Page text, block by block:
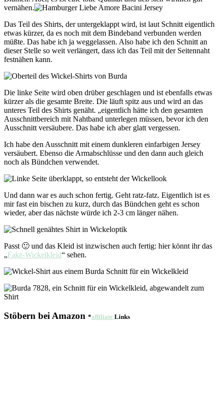
vernähen.
Das Teil des Shirts, der untergeklappt wird, ist laut Schnitt eigentlich
etwas kürzer, da es noch mit dem Bindeband verbunden werden
müßte. Das habe ich ja weggelassen. Also habe ich den Schnitt an
dieser Stelle so weit verlängert, dass ich das Teil mit der Seitennaht
festnähen kann.
Die linke Seite wird oben drüber geschlagen und ist ebenfalls etwas
kürzer als die gesamte Breite. Die läuft spitz aus und wird an das
unteres Teil des Shirts genäht. „eigentlich hätte ich den gesamten
Ausschnittbereich mit Nahtband unterlegen müssen, bevor ich den
Ausschnitt versäubere. Das habe ich aber glatt vergessen.
Ich habe den Ausschnitt mit einem dunkleren einfarbigen Jersey
versäubert. Ebenso die Armabschlüsse und den dann auch gleich
noch als Bündchen verwendet.
Und dann war es auch schon fertig. Geht ratz-fatz. Eigentlich ist es
mir fast ein bischen zu kurz, durch das Bündchen geht es schon
wieder, aber das nächste würde ich 2-3 cm länger nähen.
Passt 🙂 und das Kleid ist inzwischen auch fertig: hier könnt ihr das
„Fake-Wickelkleid“ sehen.
Stöbern bei Amazon *affiliate Links